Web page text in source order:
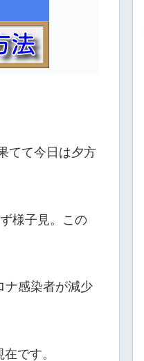
てて今日は夕方
様子見。この
ナ感染者が減少
です。